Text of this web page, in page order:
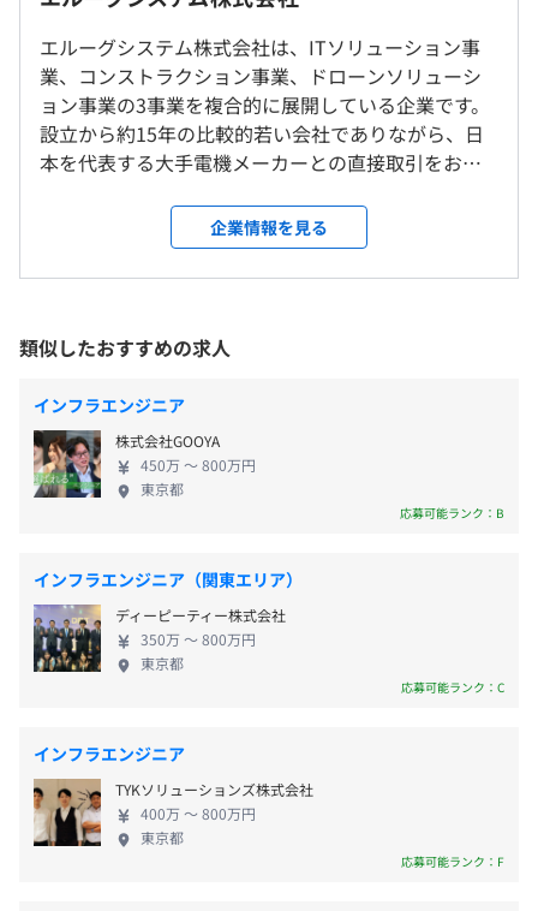
■公営競技システム開発（Java）
■金融機関向けサーバ構築・システム改修（Linux／
Windows：COBOLからJava変換）
■省庁向けAI開発（Python）
■官公庁向けネットワーク構築（Cisco）
■福祉施設内ネットワーク構築（Cisco）など
■毎月のアンケート（人事支援）
プロジェクトごとに選択
【先輩社員の実例】
「2024年5月に入社しました。
元々大学で事務員として勤務しており、IT系の仕事といえ
ばHPの改修くらいでエンジニアとして勤務するのは当社
＜雇入時＞
・東京本社、または各プロジェクト先常駐（東京23区内
／神奈川県川崎市）
＜変更範囲＞
会社の定める場所（テレワークをおこなう場所を含む）
受動喫煙防止措置に関する事項
・JR山手線「田町駅」より徒歩5分
・都営浅草線「三田駅」より徒歩7分
（※想定年収は年収提示額を保証するものではありません）
※プロジェクトにより異なります。
【年間休日125日】
■完全週休2日制（土日祝日休み）
■有給休暇（入社半年後10日付与、最大20日）
■夏季休暇
■産前産後休暇
■育児休暇
■介護休暇
■残業代：全額支給
■通勤手当（上限月5万円）
■資格手当：毎月3,000円～30,000円支給
■能力手当（経験・スキルにより支給）
エルーグシステム株式会社は、ITソリューション事
業、コンストラクション事業、ドローンソリューシ
ョン事業の3事業を複合的に展開している企業です。
設立から約15年の比較的若い会社でありながら、日
本を代表する大手電機メーカーとの直接取引をおこ
で対応できる事業体制の構築に取り組んでいます。
当社は将来のリーダー層を採用・育成することに力
を入れています。開発部署では、富士通グループなど
方々にとっては、経験豊富なエンジニアから直接技
術を学べる貴重な機会が豊富です。未経験で⼊社した
社員でも、当社が請負う専門性の⾼い業務への挑戦
や、⾼度な知識を要する国家資格の取得を通じて、
実⼒と⾃信に満ちた人材に成⻑し、お客様の満足に
貢献できる技術者へ成長していただけます。 また当
社は保守運用案件はほぼなく上流から関わる業務が
めて少なく、就労環境は業界内で見ても非常に落ち
着いています。年間休日125日・残業時間は0〜20H
以内のため、ワークライフバランスも充実。人材を
大切にする風土なので安心して働ける点も当社の魅
力です。余裕のある働き方をしながら、手厚いフォロ
ップを目指していただけます。
企業情報を見る
類似したおすすめの求人
インフラエンジニア
株式会社GOOYA
450万 〜 800万円
東京都
応募可能ランク：B
インフラエンジニア（関東エリア）
ディーピーティー株式会社
350万 〜 800万円
東京都
応募可能ランク：C
インフラエンジニア
TYKソリューションズ株式会社
400万 〜 800万円
東京都
応募可能ランク：F